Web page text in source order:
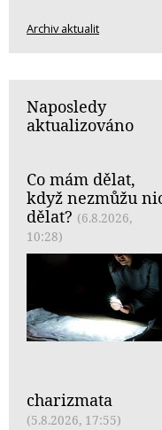
Archiv aktualit
Naposledy
aktualizováno
Co mám dělat,
když nezmůžu
dělat? (6.8.2026,
10:28)
charizmata
(5.8.2026, 17:55)